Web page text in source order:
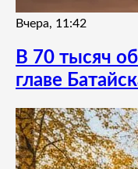
Вчера, 11:42
В 70 тысяч
главе